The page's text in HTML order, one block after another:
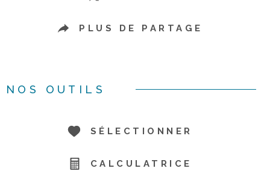
PLUS DE PARTAGE
NOS OUTILS
SÉLECTIONNER
CALCULATRICE